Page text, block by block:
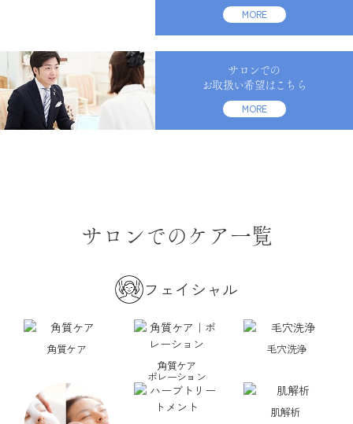
MORE
サロンでの
お取扱い希望はこちら
MORE
サロンでのケア一覧
フェイシャル
角質ケア
角質ケア
ポレーション
毛穴洗浄
肌解析